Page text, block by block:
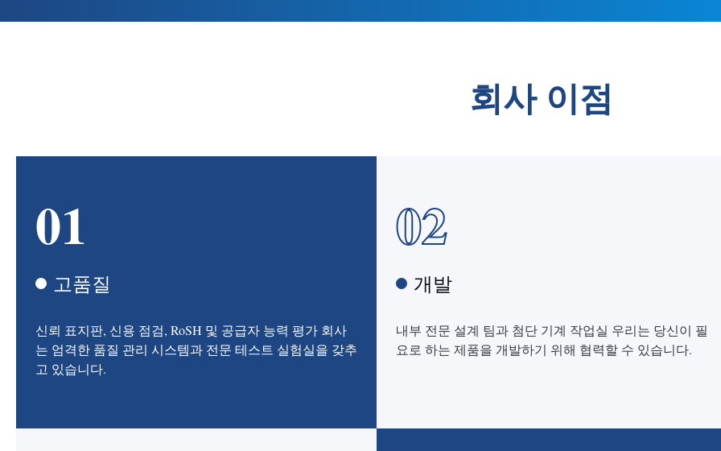
회사 이점
01
고품질
신뢰 표지판, 신용 점검, RoSH 및 공급자 능력 평가 회사
는 엄격한 품질 관리 시스템과 전문 테스트 실험실을 갖추
고 있습니다.
02
개발
내부 전문 설계 팀과 첨단 기계 작업실 우리는 당신이 필
요로 하는 제품을 개발하기 위해 협력할 수 있습니다.